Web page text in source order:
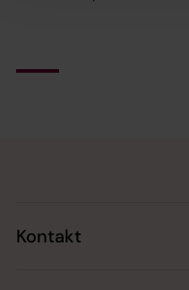
Kontakt